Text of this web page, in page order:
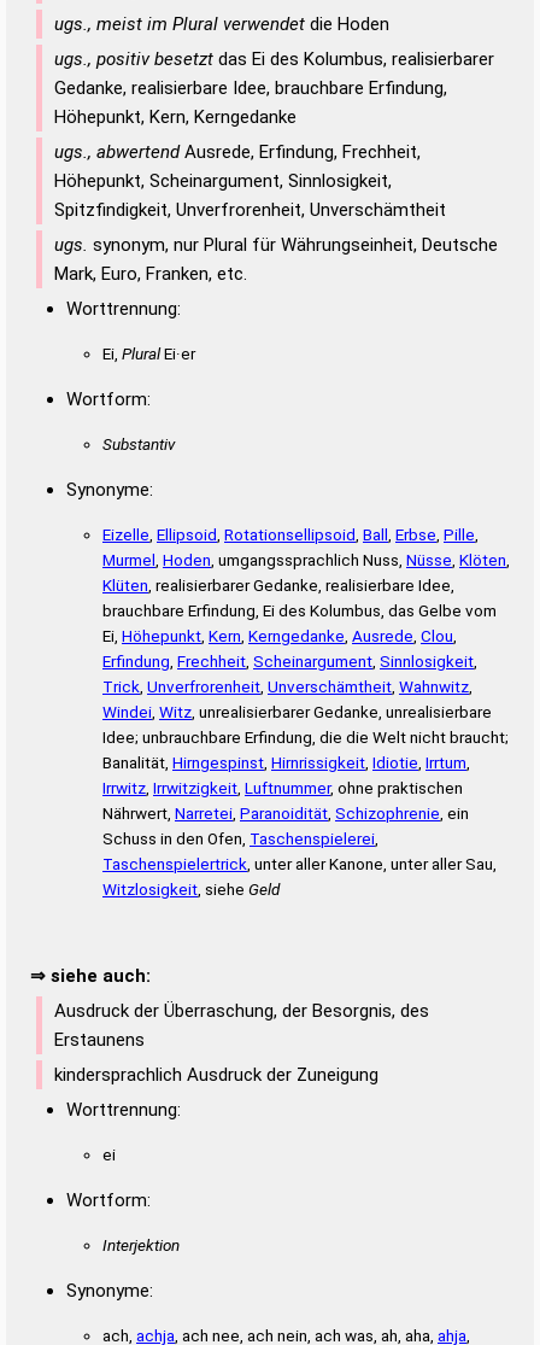
ugs., meist im Plural verwendet die Hoden
ugs., positiv besetzt das Ei des Kolumbus, realisierbarer
Gedanke, realisierbare Idee, brauchbare Erfindung,
Höhepunkt, Kern, Kerngedanke
ugs., abwertendAusrede, Erfindung, Frechheit,
Höhepunkt, Scheinargument, Sinnlosigkeit,
Spitzfindigkeit, Unverfrorenheit, Unverschämtheit
ugs. synonym, nur Plural für Währungseinheit, Deutsche
Mark, Euro, Franken, etc.
Worttrennung:
Ei, PluralEi·er
Wortform:
Substantiv
Synonyme:
Eizelle Ellipsoid Rotationsellipsoid Ball Erbse Pille
Murmel Hoden , umgangssprachlich Nuss, Nüsse Klöten
Klüten , realisierbarer Gedanke, realisierbare Idee,
brauchbare Erfindung, Ei des Kolumbus, das Gelbe vom
Ei, Höhepunkt Kern Kerngedanke Ausrede Clou
Erfindung Frechheit Scheinargument Sinnlosigkeit
Trick Unverfrorenheit Unverschämtheit Wahnwitz
Windei Witz , unrealisierbarer Gedanke, unrealisierbare
Idee; unbrauchbare Erfindung, die die Welt nicht braucht;
Banalität, Hirngespinst Hirnrissigkeit Idiotie Irrtum
Irrwitz Irrwitzigkeit Luftnummer, ohne praktischen
Nährwert, Narretei Paranoidität Schizophrenie , ein
Schuss in den Ofen, Taschenspielerei
Taschenspielertrick , unter aller Kanone, unter aller Sau,
Witzlosigkeit , siehe Geld
⇒ siehe auch:
Ausdruck der Überraschung, der Besorgnis, des
Erstaunens
kindersprachlich Ausdruck der Zuneigung
Worttrennung:
ei
Wortform:
Interjektion
Synonyme:
ach, achja , ach nee, ach nein, ach was, ah, aha, ahja